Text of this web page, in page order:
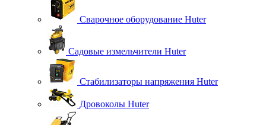
Сварочное оборудование Huter
Садовые измельчители Huter
Стабилизаторы напряжения Huter
Дровоколы Huter